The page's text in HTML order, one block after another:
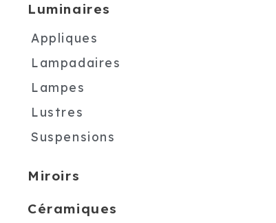
Luminaires
Appliques
Lampadaires
Lampes
Lustres
Suspensions
Miroirs
Céramiques